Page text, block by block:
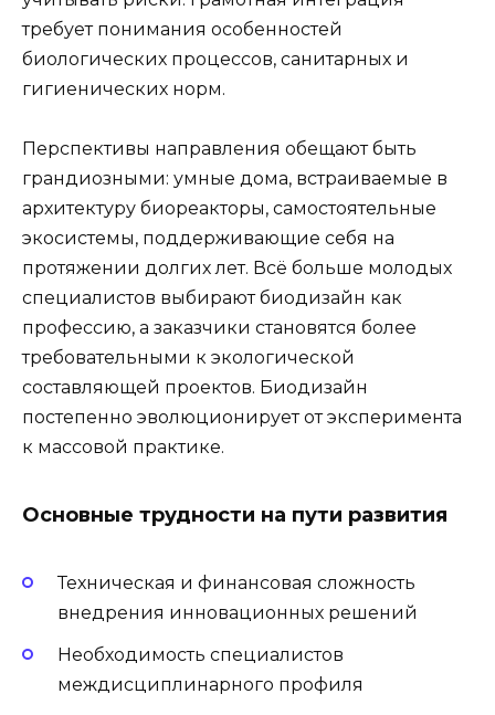
требует понимания особенностей
биологических процессов, санитарных и
гигиенических норм.
Перспективы направления обещают быть
грандиозными: умные дома, встраиваемые в
архитектуру биореакторы, самостоятельные
экосистемы, поддерживающие себя на
протяжении долгих лет. Всё больше молодых
специалистов выбирают биодизайн как
профессию, а заказчики становятся более
требовательными к экологической
составляющей проектов. Биодизайн
постепенно эволюционирует от эксперимента
к массовой практике.
Основные трудности на пути развития
Техническая и финансовая сложность
внедрения инновационных решений
Необходимость специалистов
междисциплинарного профиля